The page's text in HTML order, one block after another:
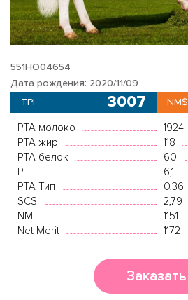
551HO04654
Дата рождения: 2020/11/09
TPI
3007 NM$
PTA молоко
1924
PTA жир
118
PTA белок
60
PL
6,1
PTA Тип
0,36
SCS
2,79
NM
1151
Net Merit
1172
Заказать